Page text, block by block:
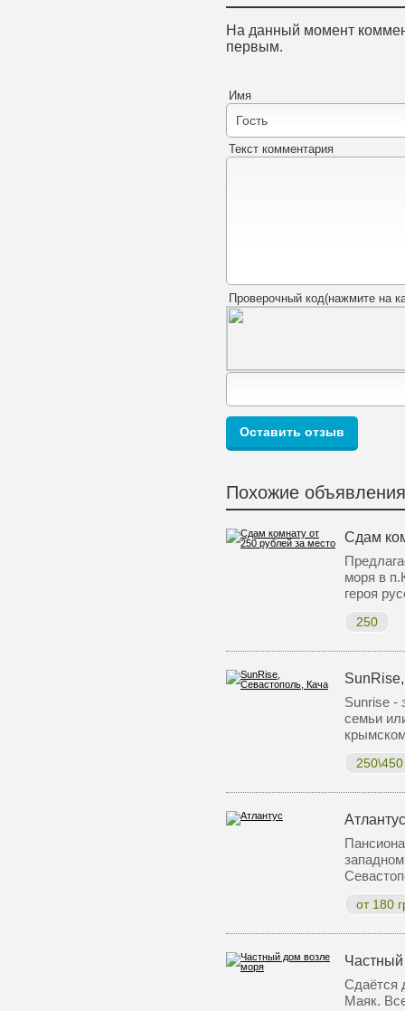
На данный момент
первым.
Имя
Текст комментария
Проверочный код(нажмите на
Похожие объявления
Сдам
моря в
героя
250
Sunrise -
семьи
250\450
Атлантус
от 180
Сдаётся
Маяк.